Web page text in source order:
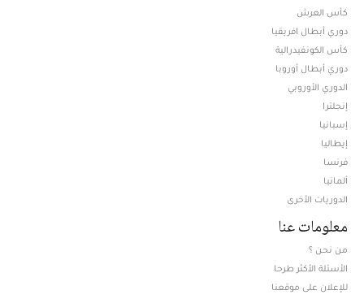
كأس العرش
دوري أبطال افريقيا
كأس الكونفيدرالية
دوري أبطال أوروبا
الدوري الأوروبي
إنجلترا
إسبانيا
إيطاليا
فرنسا
ألمانيا
الدوريات الأخرى
معلومات عنا
من نحن ؟
الأسئلة الأكثر طرحا
للإعلان على موقعنا